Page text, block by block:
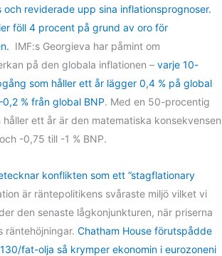
och reviderade upp sina inflationsprognoser.
föll 4 procent på grund av oro för
IMF:s Georgieva har påmint om
på den globala inflationen – varje 10-
som håller ett år lägger 0,4 % på global
% från global BNP. Med en 50-procentig
ett år är den matematiska konsekvensen
-0,75 till -1 % BNP.
konflikten som ett ”stagflationary
är räntepolitikens svåraste miljö vilket vi
den senaste lågkonjunkturen, när priserna
Chatham House förutspådde
fat-olja så krymper ekonomin i eurozoneni